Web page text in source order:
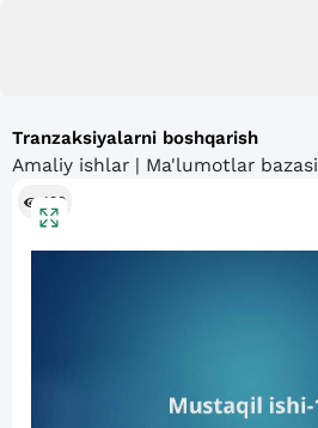
Tranzaksiyalarni boshqarish
Amaliy ishlar | Ma'lumotlar bazasi
130